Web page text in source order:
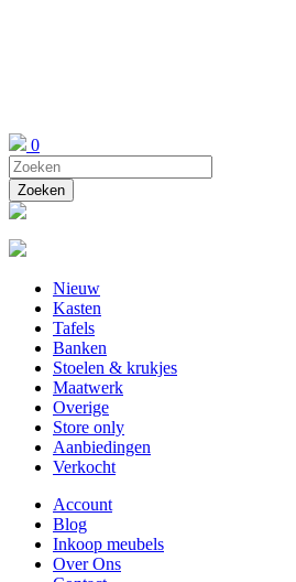
0
Nieuw
Kasten
Tafels
Banken
Stoelen & krukjes
Maatwerk
Overige
Store only
Aanbiedingen
Verkocht
Account
Blog
Inkoop meubels
Over Ons